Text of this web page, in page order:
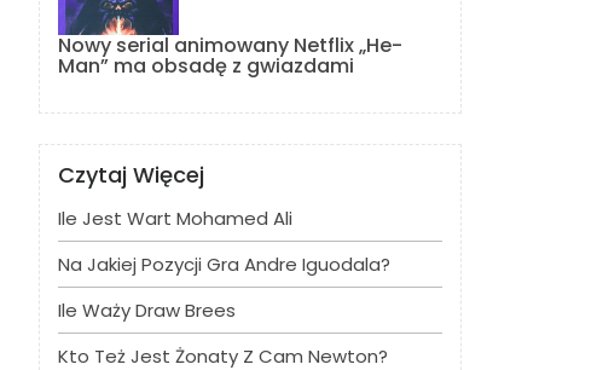
Nowy serial animowany Netflix „He-
Man” ma obsadę z gwiazdami
Czytaj Więcej
Ile Jest Wart Mohamed Ali
Na Jakiej Pozycji Gra Andre Iguodala?
Ile Waży Draw Brees
Kto Też Jest Żonaty Z Cam Newton?